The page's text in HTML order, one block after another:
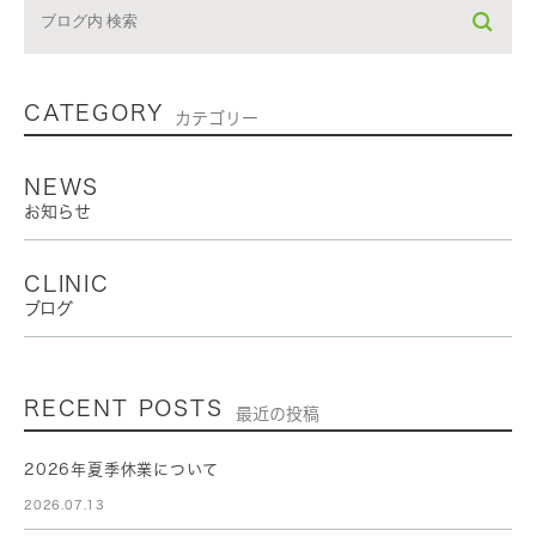
CATEGORY カテゴリー
NEWS
お知らせ
CLINIC
ブログ
RECENT POSTS 最近の投稿
2026年夏季休業について
2026.07.13